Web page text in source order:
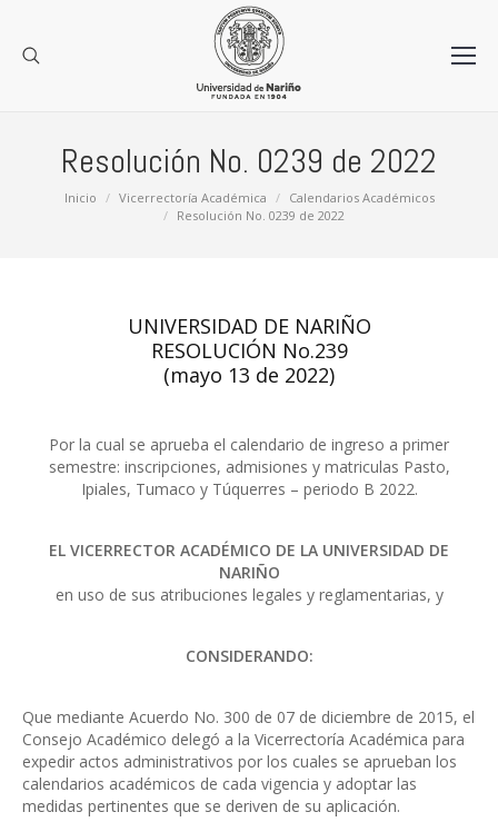
Resolución No. 0239 de 2022
Estás aquí:
Inicio Vicerrectoría Académica
Calendarios Académicos
Resolución No. 0239 de 2022
UNIVERSIDAD DE NARIÑO
RESOLUCIÓN No.239
(mayo 13 de 2022)
Por la cual se aprueba el calendario de ingreso a primer
semestre: inscripciones, admisiones y matriculas Pasto,
Ipiales, Tumaco y Túquerres – periodo B 2022.
EL VICERRECTOR ACADÉMICO DE LA UNIVERSIDAD DE
NARIÑO
en uso de sus atribuciones legales y reglamentarias, y
CONSIDERANDO:
Que mediante Acuerdo No. 300 de 07 de diciembre de 2015, el
Consejo Académico delegó a la Vicerrectoría Académica para
expedir actos administrativos por los cuales se aprueban los
calendarios académicos de cada vigencia y adoptar las
medidas pertinentes que se deriven de su aplicación.